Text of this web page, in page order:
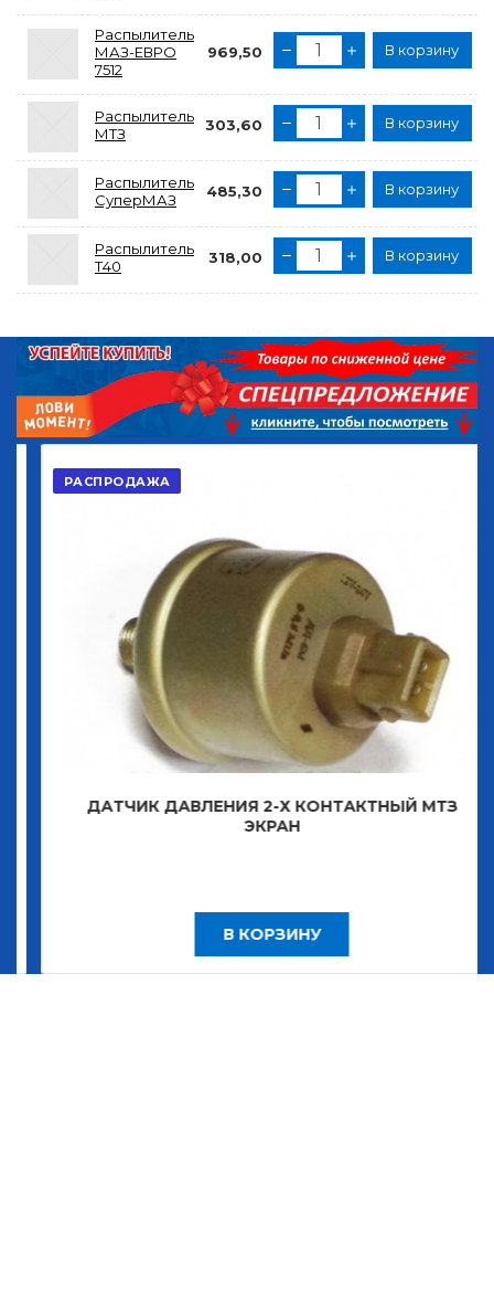
Распылитель
МАЗ-ЕВРО
7512
969,50 В корзину
Распылитель
МТЗ
303,60 В корзину
Распылитель
СуперМАЗ
485,30 В корзину
Распылитель
Т40
318,00 В корзину
РАСПРОДАЖА
ДАТЧИК ДАВЛЕНИЯ 2-Х КОНТАКТНЫЙ МТЗ
ЭКРАН
В КОРЗИНУ